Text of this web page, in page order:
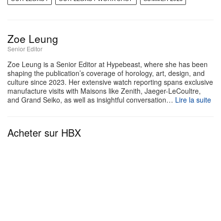
ce drop, l’édition met également en avant une série
ultra limitée de WORK upcyclées
Dévoilées dans le cadre d’un dialogue collaboratif
continu avecConverse, ces sneakers en toile se
réinventent dans un coloris « EARTH » surteint,
habillé d’une texture fortement usée qui rompt
sortie de sa boîte.
Zoe Leung
Senior Editor
Zoe Leung is a Senior Editor at Hypebeast, where she has been
shaping the publication’s coverage of horology, art, design, and
culture since 2023. Her extensive watch reporting spans exclusive
manufacture visits with Maisons like Zenith, Jaeger-LeCoultre,
and Grand Seiko, as well as insightful conversation… Lire la suite
Acheter sur HBX